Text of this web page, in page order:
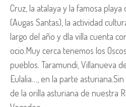
Cruz, la atalaya y la famosa playa
(Augas Santas), la actividad
largo del año y dla villa cuenta
ocio.Muy cerca tenemos los
pueblos. Taramundi, Villanueva
Eulalia…, en la parte
de la orilla asturiana de nuestra